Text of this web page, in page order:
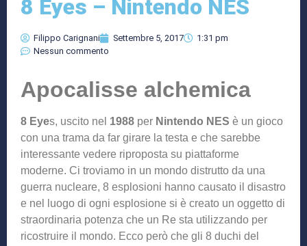
8 Eyes – Nintendo NES
Filippo Carignani Settembre 5, 2017
1:31 pm
Nessun commento
Apocalisse alchemica
8 Eyes, uscito nel 1988 per Nintendo NES è un gioco
con una trama da far girare la testa e che sarebbe
interessante vedere riproposta su piattaforme
moderne. Ci troviamo in un mondo distrutto da una
guerra nucleare, 8 esplosioni hanno causato il disastro
e nel luogo di ogni esplosione si è creato un oggetto di
straordinaria potenza che un Re sta utilizzando per
ricostruire il mondo. Ecco però che gli 8 duchi del